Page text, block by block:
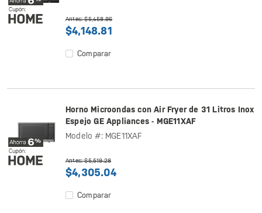
Antes: $5,458.96
$4,148.81
Comparar
Horno Microondas con Air Fryer de 31 Litros Inox
Espejo GE Appliances - MGE11XAF
Modelo #: MGE11XAF
Antes: $5,519.28
$4,305.04
Comparar